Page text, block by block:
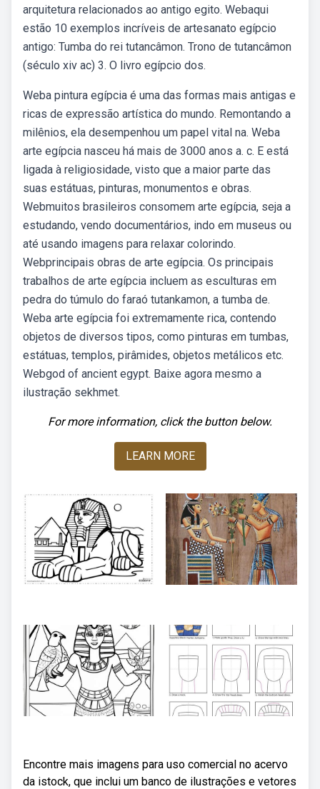
arquitetura relacionados ao antigo egito. Webaqui
estão 10 exemplos incríveis de artesanato egípcio
antigo: Tumba do rei tutancâmon. Trono de tutancâmon
(século xiv ac) 3. O livro egípcio dos.
Weba pintura egípcia é uma das formas mais antigas e
ricas de expressão artística do mundo. Remontando a
milênios, ela desempenhou um papel vital na. Weba
arte egípcia nasceu há mais de 3000 anos a. c. E está
ligada à religiosidade, visto que a maior parte das
suas estátuas, pinturas, monumentos e obras.
Webmuitos brasileiros consomem arte egípcia, seja a
estudando, vendo documentários, indo em museus ou
até usando imagens para relaxar colorindo.
Webprincipais obras de arte egípcia. Os principais
trabalhos de arte egípcia incluem as esculturas em
pedra do túmulo do faraó tutankamon, a tumba de.
Weba arte egípcia foi extremamente rica, contendo
objetos de diversos tipos, como pinturas em tumbas,
estátuas, templos, pirâmides, objetos metálicos etc.
Webgod of ancient egypt. Baixe agora mesmo a
ilustração sekhmet.
For more information, click the button below.
LEARN MORE
Encontre mais imagens para uso comercial no acervo
da istock, que inclui um banco de ilustrações e vetores